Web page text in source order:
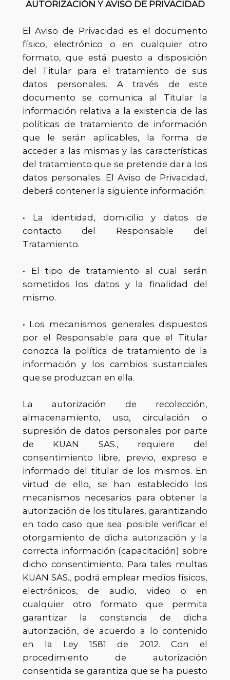
AUTORIZACIÓN Y AVISO DE PRIVACIDAD
El Aviso de Privacidad es el documento
físico, electrónico o en cualquier otro
formato, que está puesto a disposición
del Titular para el tratamiento de sus
datos personales. A través de este
documento se comunica al Titular la
información relativa a la existencia de las
políticas de tratamiento de información
que le serán aplicables, la forma de
acceder a las mismas y las características
del tratamiento que se pretende dar a los
datos personales. El Aviso de Privacidad,
deberá contener la siguiente información:
• La identidad, domicilio y datos de
contacto del Responsable del
Tratamiento.
• El tipo de tratamiento al cual serán
sometidos los datos y la finalidad del
mismo.
• Los mecanismos generales dispuestos
por el Responsable para que el Titular
conozca la política de tratamiento de la
información y los cambios sustanciales
que se produzcan en ella.
La autorización de recolección,
almacenamiento, uso, circulación o
supresión de datos personales por parte
de KUAN SAS., requiere del
consentimiento libre, previo, expreso e
informado del titular de los mismos. En
virtud de ello, se han establecido los
mecanismos necesarios para obtener la
autorización de los titulares, garantizando
en todo caso que sea posible verificar el
otorgamiento de dicha autorización y la
correcta información (capacitación) sobre
dicho consentimiento. Para tales multas
KUAN SAS., podrá emplear medios físicos,
electrónicos, de audio, video o en
cualquier otro formato que permita
garantizar la constancia de dicha
autorización, de acuerdo a lo contenido
en la Ley 1581 de 2012. Con el
procedimiento de autorización
consentida se garantiza que se ha puesto